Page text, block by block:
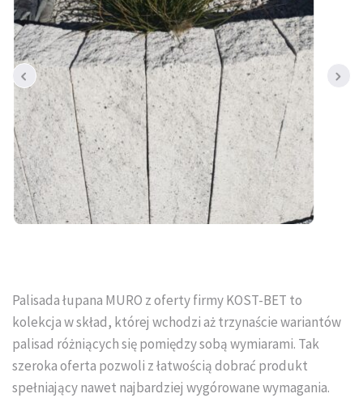
Galabeton Śląsk
Polbruk Śląsk
Combet Śląsk
Tral-Słupex Śląsk
BRUK SA Śląsk
KOST-BET Śląsk
Bruk Sp. z o.o. Śląsk
Goliat Gres Śląsk
KONTAKT
O FIRMIE
Palisada łupana MURO z oferty firmy KOST-BET to
kolekcja w skład, której wchodzi aż trzynaście wariantów
palisad różniących się pomiędzy sobą wymiarami. Tak
szeroka oferta pozwoli z łatwością dobrać produkt
spełniający nawet najbardziej wygórowane wymagania.